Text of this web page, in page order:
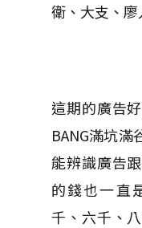
衛、大支、
這期的廣告
BANG滿坑滿
能辨識廣告
的錢也一直
千、六千、